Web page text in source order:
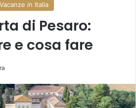
Vacanze in Italia
di Pesaro:
e cosa fare